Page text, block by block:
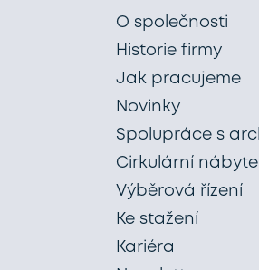
O společnosti
Historie firmy
Jak pracujeme
Novinky
Spolupráce s
Cirkulární
Výběrová řízení
Ke stažení
Kariéra